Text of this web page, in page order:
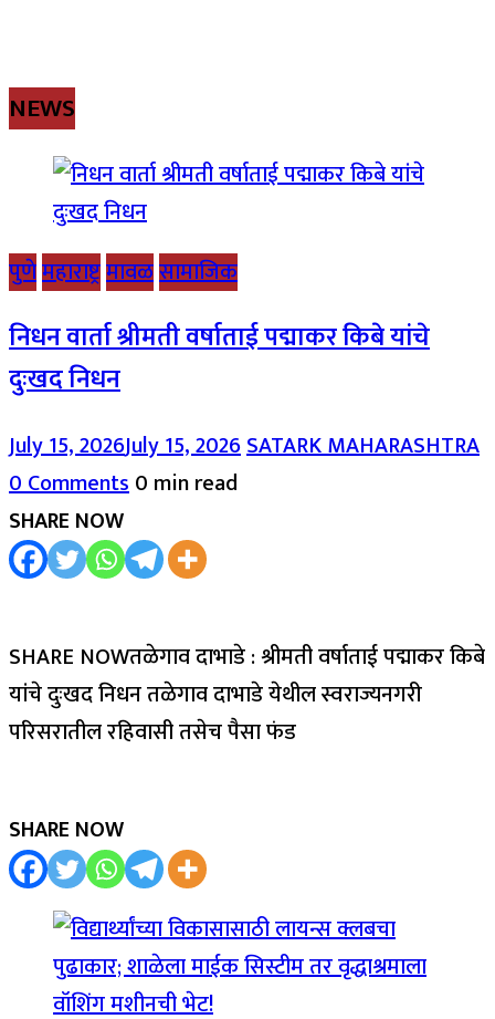
NEWS
पुणेमहाराष्ट्रमावळसामाजिक
निधन वार्ता श्रीमती वर्षाताई पद्माकर किबे यांचे
दुःखद निधन
July 15, 2026July 15, 2026SATARK MAHARASHTRA
0 Comments0 min read
SHARE NOW
SHARE NOWतळेगाव दाभाडे : श्रीमती वर्षाताई पद्माकर किबे
यांचे दुःखद निधन तळेगाव दाभाडे येथील स्वराज्यनगरी
परिसरातील रहिवासी तसेच पैसा फंड
SHARE NOW